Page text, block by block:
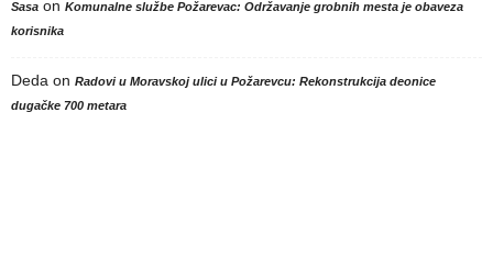
Sasa on Komunalne službe Požarevac: Održavanje grobnih mesta je obaveza
korisnika
Deda on Radovi u Moravskoj ulici u Požarevcu: Rekonstrukcija deonice
dugačke 700 metara